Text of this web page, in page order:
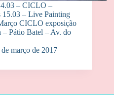
– CICLO –
15.03 – Live Painting
CICLO exposição
– Pátio Batel – Av. do
de março de 2017